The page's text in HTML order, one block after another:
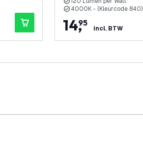
4000K - (Kleurcode 840)
14,
95
incl. BTW